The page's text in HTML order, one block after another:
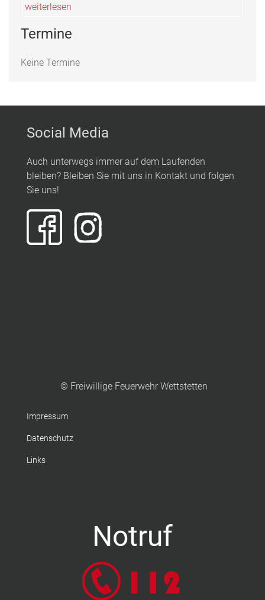
weiterlesen
Termine
Keine Termine
Social Media
Auch unterwegs immer auf dem Laufenden
bleiben? Bleiben Sie mit uns in Kontakt und folgen
Sie uns!
© Freiwillige Feuerwehr Wettstetten
Impressum
Datenschutz
Links
Notruf